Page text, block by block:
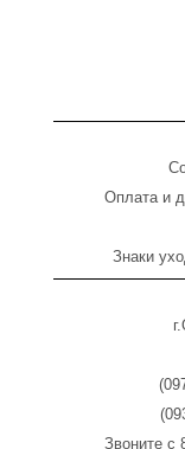
Оплата и
Знаки
Звоните с